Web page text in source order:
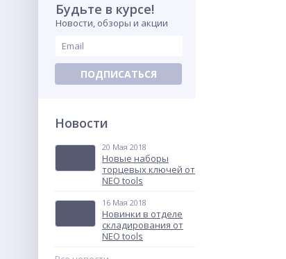
Сварочный аппарат Polys
P-4а 650W Solo, Dytron
12 991.65грн.
Сварочный аппарат 800
Вт для труб 20-63 мм., Virax
Virfus D63
19 013.70
Будьте в курсе!
Новости, обзоры и акции
ПОДПИСАТЬСЯ
Новости
20 Мая 2018
Новые наборы
торцевых ключей от
NEO tools
16 Мая 2018
Новинки в отделе
складирования от
NEO tools